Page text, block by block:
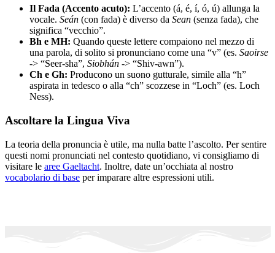
Il Fada (Accento acuto): L’accento (á, é, í, ó, ú) allunga la
vocale. Seán (con fada) è diverso da Sean (senza fada), che
significa “vecchio”.
Bh e MH: Quando queste lettere compaiono nel mezzo di
una parola, di solito si pronunciano come una “v” (es. Saoirse
-> “Seer-sha”, Siobhán -> “Shiv-awn”).
Ch e Gh: Producono un suono gutturale, simile alla “h”
aspirata in tedesco o alla “ch” scozzese in “Loch” (es. Loch
Ness).
Ascoltare la Lingua Viva
La teoria della pronuncia è utile, ma nulla batte l’ascolto. Per sentire
questi nomi pronunciati nel contesto quotidiano, vi consigliamo di
visitare le aree Gaeltacht. Inoltre, date un’occhiata al nostro
vocabolario di base per imparare altre espressioni utili.